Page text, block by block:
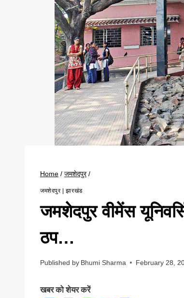
Home / जमशेदपुर /
जमशेदपुर|झारखंड
जमशेदपुर वीमेंस
ठप…
Published by Bhumi Sharma February 28,
खबर को शेयर करें